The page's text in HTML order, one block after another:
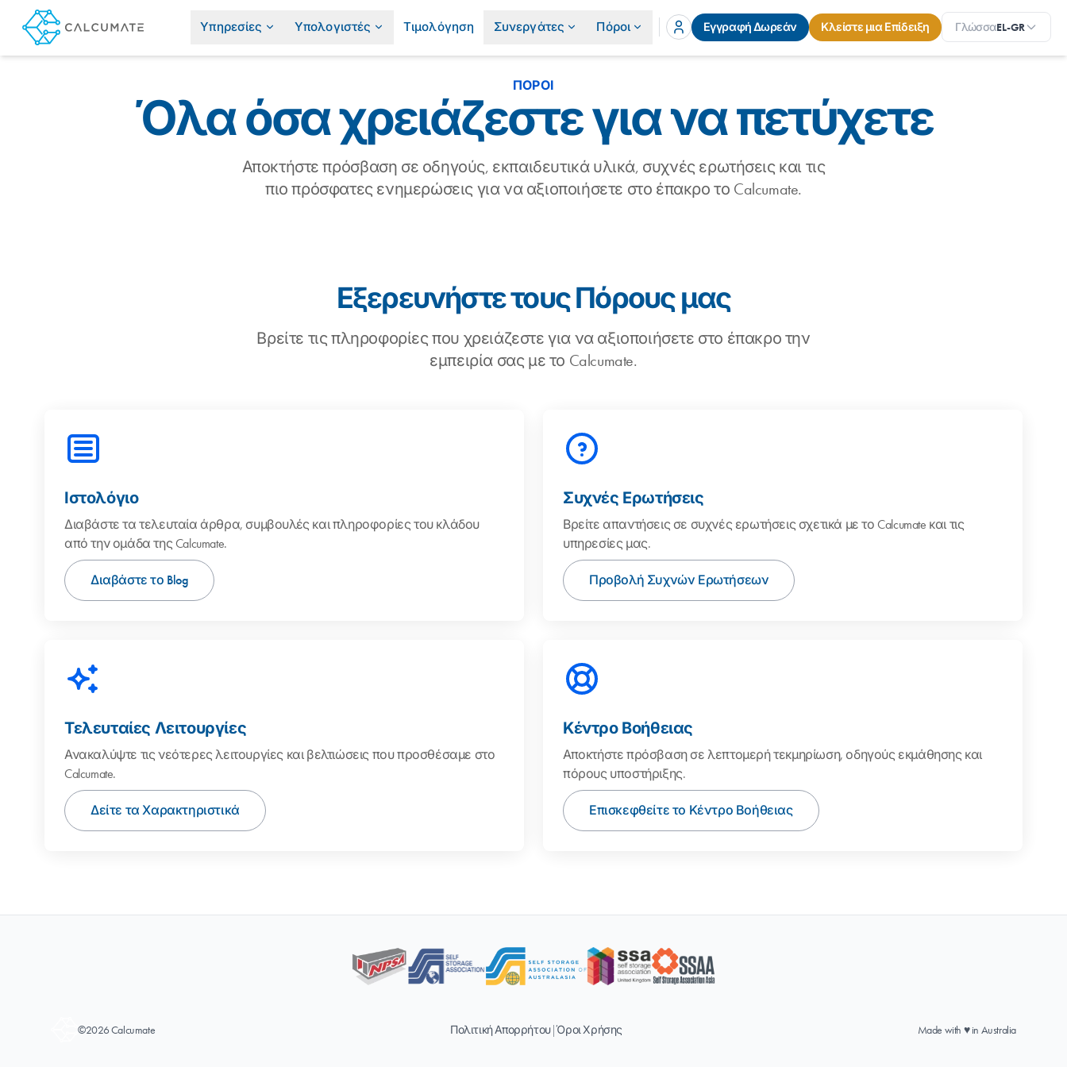
Υπηρεσίες Υπολογιστές Τιμολόγηση Συνεργάτες Πόροι Εγγραφή Δωρεάν Κλείστε μια Επίδειξη ΓλώσσαEL-GR
ΠΌΡΟΙ
Όλα όσα χρειάζεστε για να πετύχετε
Αποκτήστε πρόσβαση σε οδηγούς, εκπαιδευτικά υλικά, συχνές ερωτήσεις και τις
πιο πρόσφατες ενημερώσεις για να αξιοποιήσετε στο έπακρο το Calcumate.
Εξερευνήστε τους Πόρους μας
Βρείτε τις πληροφορίες που χρειάζεστε για να αξιοποιήσετε στο έπακρο την
εμπειρία σας με το Calcumate.
Ιστολόγιο
Διαβάστε τα τελευταία άρθρα, συμβουλές και πληροφορίες του κλάδου
από την ομάδα της Calcumate.
Διαβάστε το Blog
Συχνές Ερωτήσεις
Βρείτε απαντήσεις σε συχνές ερωτήσεις σχετικά με το Calcumate και τις
υπηρεσίες μας.
Προβολή Συχνών Ερωτήσεων
Τελευταίες Λειτουργίες
Ανακαλύψτε τις νεότερες λειτουργίες και βελτιώσεις που προσθέσαμε στο
Calcumate.
Δείτε τα Χαρακτηριστικά
Κέντρο Βοήθειας
Αποκτήστε πρόσβαση σε λεπτομερή τεκμηρίωση, οδηγούς εκμάθησης και
πόρους υποστήριξης.
Επισκεφθείτε το Κέντρο Βοήθειας
©2026 Calcumate Πολιτική Απορρήτου|Όροι Χρήσης Made with ♥ in Australia